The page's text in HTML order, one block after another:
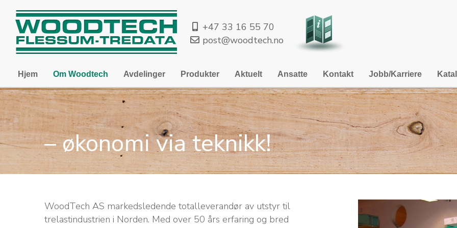
+47 33 16 55 70
post@woodtech.no
Hjem Om Woodtech Avdelinger Produkter Aktuelt Ansatte Kontakt Jobb/Karriere
– økonomi via teknikk!
WoodTech AS markedsledende totalleverandør av utstyr til
trelastindustrien i Norden. Med over 50 års erfaring og bred